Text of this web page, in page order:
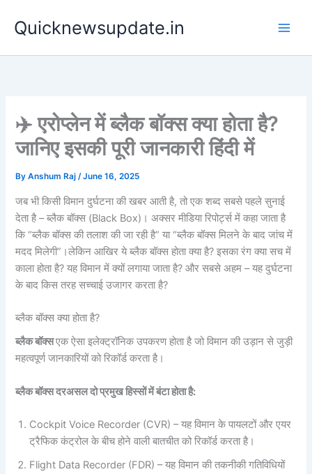
Quicknewsupdate.in
✈️ एरोप्लेन में ब्लैक बॉक्स क्या होता है?
जानिए इसकी पूरी जानकारी हिंदी में
ByAnshum Raj/June 16, 2025
जब भी किसी विमान दुर्घटना की खबर आती है, तो एक शब्द सबसे पहले सुनाई
देता है – ब्लैक बॉक्स (Black Box)। अक्सर मीडिया रिपोर्ट्स में कहा जाता है
कि “ब्लैक बॉक्स की तलाश की जा रही है” या “ब्लैक बॉक्स मिलने के बाद जांच में
मदद मिलेगी”।लेकिन आखिर ये ब्लैक बॉक्स होता क्या है? इसका रंग क्या सच में
काला होता है? यह विमान में क्यों लगाया जाता है? और सबसे अहम – यह दुर्घटना
के बाद किस तरह सच्चाई उजागर करता है?
ब्लैक बॉक्स क्या होता है?
ब्लैक बॉक्सएक ऐसा इलेक्ट्रॉनिक उपकरण होता है जो विमान की उड़ान से जुड़ी
महत्वपूर्ण जानकारियों को रिकॉर्ड करता है।
ब्लैक बॉक्स दरअसल दो प्रमुख हिस्सों में बंटा होता है:
Cockpit Voice Recorder (CVR) – यह विमान के पायलटों और एयर
ट्रैफिक कंट्रोल के बीच होने वाली बातचीत को रिकॉर्ड करता है।
Flight Data Recorder (FDR) – यह विमान की तकनीकी गतिविधियों